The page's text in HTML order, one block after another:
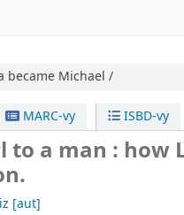
became Michael /
MARC-vy ISBD-vy
to a man : how
[aut]